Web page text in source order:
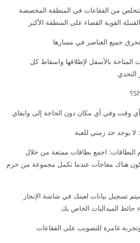
من الفقاعات في المنطقة المخصصة
القوية القضاء على المنطقة الأكبر
تحرق جميع العناصر في مسارها
بالأسفل لإطلاقها واسقاط كل
التحدي
وقت وفي أي مكان دون الحاجة إلى وايفاي
يوجد حد زمني للعبة
اجمع بطاقات ممتعة من خلال
هناك مفاجآت عندما تكمل مجموعة من حزم
تسجيل بيانات لعبتك في شاشة الإنجاز
الميداليات الخاص بك
غامرة للتصويب على الفقاعات